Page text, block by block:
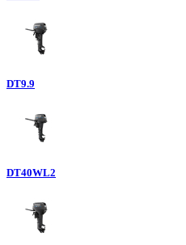
DT9.9
DT40WL2